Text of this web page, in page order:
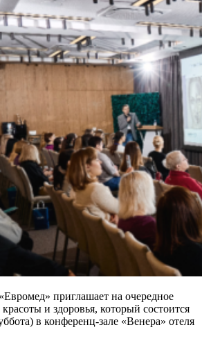
приглашает на очередное
и здоровья, который состоится
в конференц-зале «Венера» отеля